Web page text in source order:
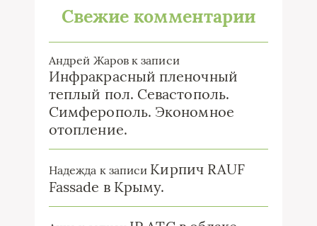
Свежие комментарии
Андрей Жаровк записи
Инфракрасный пленочный
теплый пол. Севастополь.
Симферополь. Экономное
отопление.
Надежда к записи Кирпич RAUF
Fassade в Крыму.